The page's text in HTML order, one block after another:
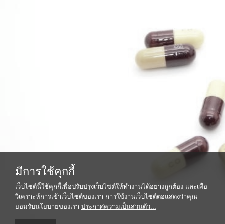
มีการใช้คุกกี้
เว็บไซต์นี้ใช้คุกกี้เพื่อปรับปรุงเว็บไซต์ให้ทำงานได้อย่างถูกต้อง และเพื่อ
วิเคราะห์การเข้าเว็บไซต์ของเรา การใช้งานเว็บไซต์ต่อแสดงว่าคุณ
ยอมรับนโยบายของเรา ประกาศความเป็นส่วนตัว...